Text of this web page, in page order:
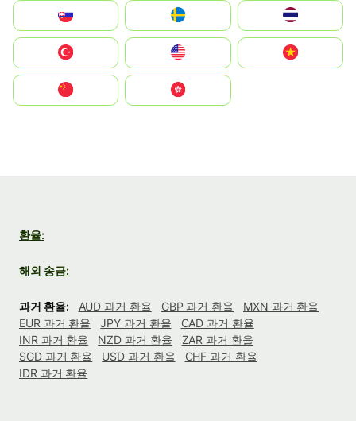
United States
中國香港特別行政區
환율:
해외 송금:
과거 환율: AUD 과거 환율 GBP 과거 환율
MXN 과거 환율
EUR 과거 환율
JPY 과거 환율
CAD 과거 환율
INR 과거 환율
NZD 과거 환율
ZAR 과거 환율
SGD 과거 환율
USD 과거 환율
CHF 과거 환율
IDR 과거 환율